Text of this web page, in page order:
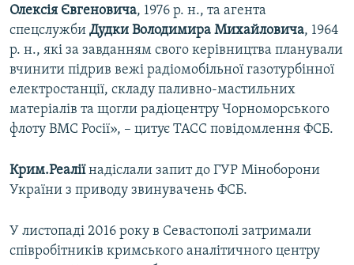
Олексія Євгеновича, 1976 р. н., та агента
спецслужби Дудки Володимира Михайловича, 1964
р. н., які за завданням свого керівництва планували
вчинити підрив вежі радіомобільної газотурбінної
електростанції, складу паливно-мастильних
матеріалів та щогли радіоцентру Чорноморського
флоту ВМС Росії», – цитує ТАСС повідомлення ФСБ.
Крим.Реаліїнадіслали запит до ГУР Міноборони
України з приводу звинувачень ФСБ.
У листопаді 2016 року в Севастополі затримали
співробітників кримського аналітичного центру